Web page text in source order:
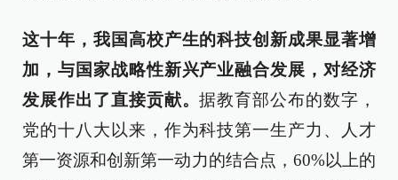
这十年，我国高校产生的科技创新成果显著增
加，与国家战略性新兴产业融合发展，对经济
发展作出了直接贡献。据教育部公布的数字，
党的十八大以来，作为科技第一生产力、人才
第一资源和创新第一动力的结合点，60%以上的